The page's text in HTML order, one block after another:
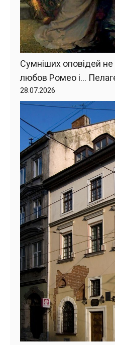
Сумніших оповідей
любов Ромео і…
28.07.2026